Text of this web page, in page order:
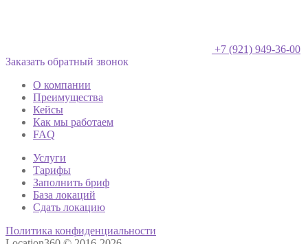
+7 (921) 949-36-00
Заказать обратный звонок
О компании
Преимущества
Кейсы
Как мы работаем
FAQ
Услуги
Тарифы
Заполнить бриф
База локаций
Сдать локацию
Политика конфиденциальности